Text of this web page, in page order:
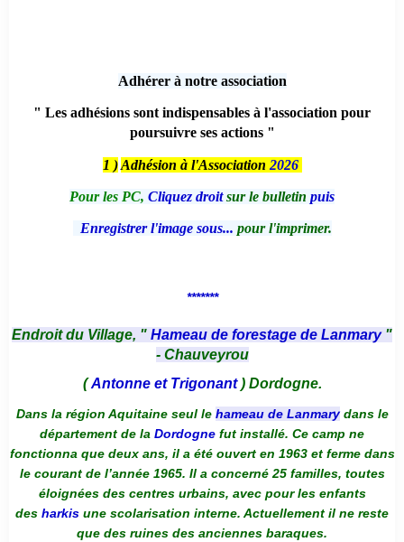
Adhérer à notre association
" Les adhésions sont indispensables à l'association pour
poursuivre ses actions "
1 ) Adhésion à l'Association 2026
Pour les PC, Cliquez droitsur le bulletin puis
Enregistrer l'image sous... pour l'imprimer.
*******
Endroit du Village, " Hameau de forestage de Lanmary "
- Chauveyrou
(Antonne et Trigonant) Dordogne.
Dans la région Aquitaine seul le hameau de Lanmarydans le
département de la Dordogne fut installé. Ce camp ne
fonctionna que deux ans, il a été ouvert en 1963 et ferme dans
le courant de l’année 1965. Il a concerné 25 familles, toutes
éloignées des centres urbains, avec pour les enfants
des harkis une scolarisation interne. Actuellement il ne reste
que des ruines des anciennes baraques.